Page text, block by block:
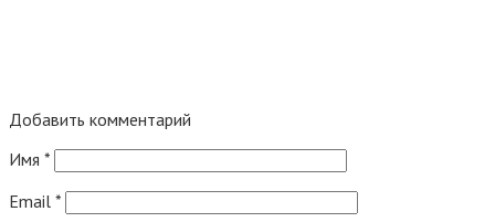
Добавить комментарий
Имя *
Email *